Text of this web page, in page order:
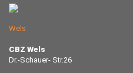
Wels
CBZ Wels
Dr.-Schauer- Str.26